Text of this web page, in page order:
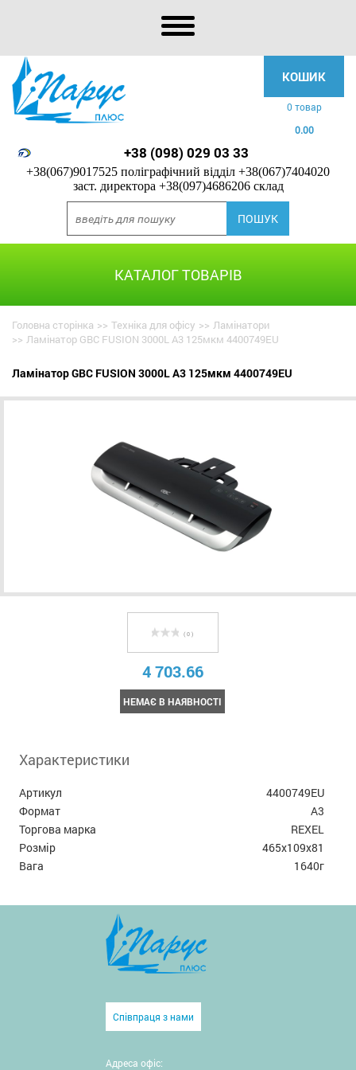
КОШИК
0 товар
0.00
+38 (098) 029 03 33
+38(067)9017525 поліграфічний відділ +38(067)7404020
заст. директора +38(097)4686206 склад
КАТАЛОГ ТОВАРІВ
Головна сторінка >> Техніка для офісу >> Ламінатори
>> Ламінатор GBC FUSION 3000L A3 125мкм 4400749EU
Ламінатор GBC FUSION 3000L A3 125мкм 4400749EU
( 0 )
4 703.66
НЕМАЄ В НАЯВНОСТІ
Характеристики
Артикул
4400749EU
Формат
А3
Торгова марка
REXEL
Розмір
465х109х81
Вага
1640г
Співпраця з нами
Адреса офіс: